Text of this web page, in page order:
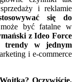
i reklamie
się do
być fatalne w
z Ideo Force
trendy w jednym
i e-commerce